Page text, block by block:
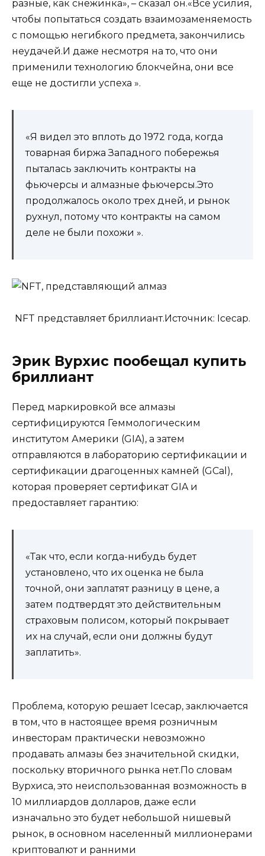
разные, как снежинка», – сказал он.«Все усилия,
чтобы попытаться создать взаимозаменяемость
с помощью негибкого предмета, закончились
неудачей.И даже несмотря на то, что они
применили технологию блокчейна, они все
еще не достигли успеха ».
«Я видел это вплоть до 1972 года, когда
товарная биржа Западного побережья
пыталась заключить контракты на
фьючерсы и алмазные фьючерсы.Это
продолжалось около трех дней, и рынок
рухнул, потому что контракты на самом
деле не были похожи ».
NFT представляет бриллиант.Источник: Icecap.
Эрик Вурхис пообещал купить
бриллиант
Перед маркировкой все алмазы
сертифицируются Геммологическим
институтом Америки (GIA), а затем
отправляются в лабораторию сертификации и
сертификации драгоценных камней (GCal),
которая проверяет сертификат GIA и
предоставляет гарантию:
«Так что, если когда-нибудь будет
установлено, что их оценка не была
точной, они заплатят разницу в цене, а
затем подтвердят это действительным
страховым полисом, который покрывает
их на случай, если они должны будут
заплатить».
Проблема, которую решает Icecap, заключается
в том, что в настоящее время розничным
инвесторам практически невозможно
продавать алмазы без значительной скидки,
поскольку вторичного рынка нет.По словам
Вурхиса, это неиспользованная возможность в
10 миллиардов долларов, даже если
изначально это будет небольшой нишевый
рынок, в основном населенный миллионерами
криптовалют и ранними